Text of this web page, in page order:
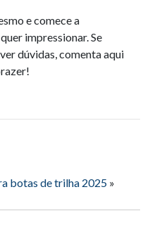
e comece a
impressionar. Se
dúvidas, comenta aqui
botas de trilha 2025 »